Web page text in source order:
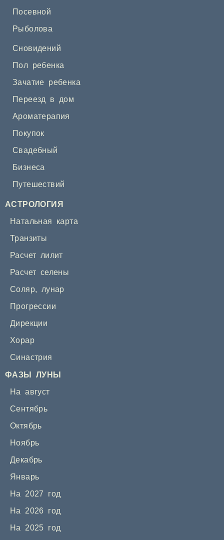
Посевной
Рыболова
Сновидений
Пол ребенка
Зачатие ребенка
Переезд в дом
Ароматерапия
Покупок
Свадебный
Бизнеса
Путешествий
АСТРОЛОГИЯ
Натальная карта
Транзиты
Расчет лилит
Расчет селены
Соляр, лунар
Прогрессии
Дирекции
Хорар
Синастрия
ФАЗЫ ЛУНЫ
На август
Сентябрь
Октябрь
Ноябрь
Декабрь
Январь
На 2027 год
На 2026 год
На 2025 год